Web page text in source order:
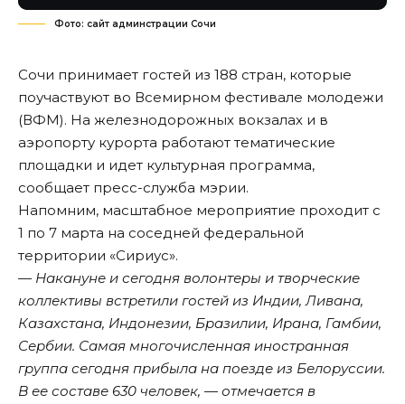
Фото: сайт админстрации Сочи
Сочи принимает гостей из 188 стран, которые
поучаствуют во Всемирном фестивале молодежи
(ВФМ). На железнодорожных вокзалах и в
аэропорту курорта работают тематические
площадки и идет культурная программа,
сообщает пресс-служба мэрии.
Напомним, масштабное мероприятие проходит с
1 по 7 марта на соседней федеральной
территории «Сириус».
— Накануне и сегодня волонтеры и творческие
коллективы встретили гостей из Индии, Ливана,
Казахстана, Индонезии, Бразилии, Ирана, Гамбии,
Сербии. Самая многочисленная иностранная
группа сегодня прибыла на поезде из Белоруссии.
В ее составе 630 человек, — отмечается в